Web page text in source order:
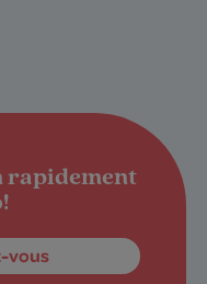
rapidement
vous